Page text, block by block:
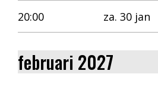
20:00 za. 30 jan
februari 2027